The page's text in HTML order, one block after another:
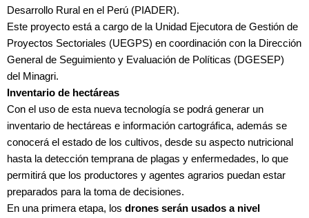
Desarrollo Rural en el Perú (PIADER).
Este proyecto está a cargo de la Unidad Ejecutora de Gestión de
Proyectos Sectoriales (UEGPS) en coordinación con la Dirección
General de Seguimiento y Evaluación de Políticas (DGESEP)
del Minagri.
Inventario de hectáreas
Con el uso de esta nueva tecnología se podrá generar un
inventario de hectáreas e información cartográfica, además se
conocerá el estado de los cultivos, desde su aspecto nutricional
hasta la detección temprana de plagas y enfermedades, lo que
permitirá que los productores y agentes agrarios puedan estar
preparados para la toma de decisiones.
En una primera etapa, los drones serán usados a nivel